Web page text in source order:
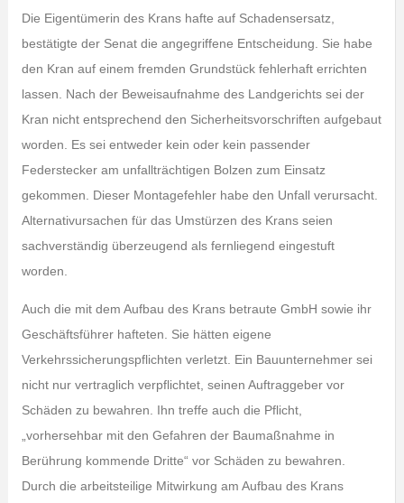
Die Eigentümerin des Krans hafte auf Schadensersatz,
bestätigte der Senat die angegriffene Entscheidung. Sie habe
den Kran auf einem fremden Grundstück fehlerhaft errichten
lassen. Nach der Beweisaufnahme des Landgerichts sei der
Kran nicht entsprechend den Sicherheitsvorschriften aufgebaut
worden. Es sei entweder kein oder kein passender
Federstecker am unfallträchtigen Bolzen zum Einsatz
gekommen. Dieser Montagefehler habe den Unfall verursacht.
Alternativursachen für das Umstürzen des Krans seien
sachverständig überzeugend als fernliegend eingestuft
worden.
Auch die mit dem Aufbau des Krans betraute GmbH sowie ihr
Geschäftsführer hafteten. Sie hätten eigene
Verkehrssicherungspflichten verletzt. Ein Bauunternehmer sei
nicht nur vertraglich verpflichtet, seinen Auftraggeber vor
Schäden zu bewahren. Ihn treffe auch die Pflicht,
„vorhersehbar mit den Gefahren der Baumaßnahme in
Berührung kommende Dritte“ vor Schäden zu bewahren.
Durch die arbeitsteilige Mitwirkung am Aufbau des Krans